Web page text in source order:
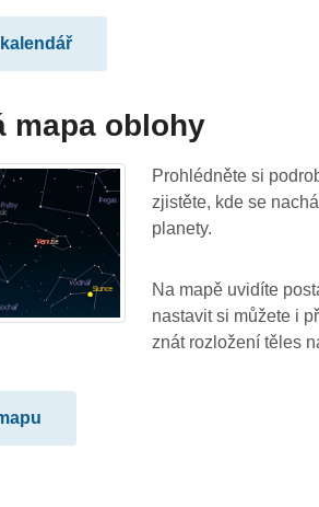
mapa oblohy
Prohlédněte si
zjistěte, kde se
planety.
Na mapě uvidíte
nastavit si můžete i
znát rozložení těles